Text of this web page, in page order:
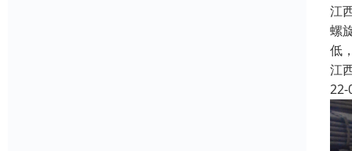
江
螺
低
江
22-